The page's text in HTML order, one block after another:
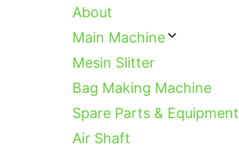
About
Main Machine
Mesin Slitter
Bag Making Machine
Spare Parts & Equipment
Air Shaft